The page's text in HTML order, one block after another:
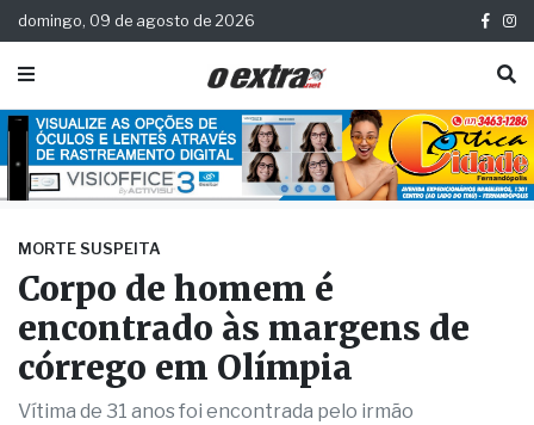
domingo, 09 de agosto de 2026
MORTE SUSPEITA
Corpo de homem é
encontrado às margens de
córrego em Olímpia
Vítima de 31 anos foi encontrada pelo irmão